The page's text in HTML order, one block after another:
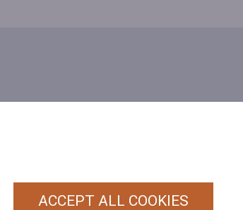
VOORWAARDEN
ACCEPT ALL COOKIES